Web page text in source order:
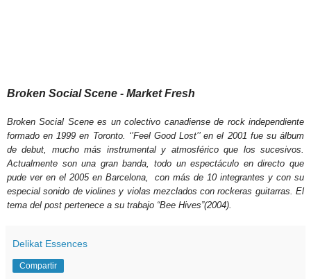
Broken Social Scene - Market Fresh
Broken Social Scene es un colectivo canadiense de rock independiente
formado en 1999 en Toronto. ‘’Feel Good Lost’’ en el 2001 fue su álbum
de debut, mucho más instrumental y atmosférico que los sucesivos.
Actualmente son una gran banda, todo un espectáculo en directo que
pude ver en el 2005 en Barcelona, con más de 10 integrantes y con su
especial sonido de violines y violas mezclados con rockeras guitarras. El
tema del post pertenece a su trabajo “Bee Hives”(2004).
Delikat Essences
Compartir